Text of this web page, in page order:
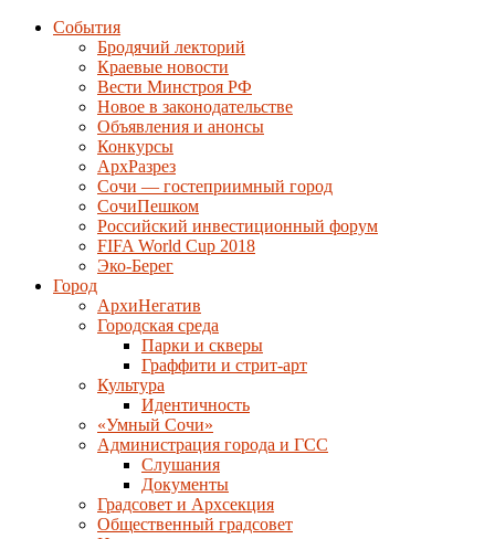
События
Бродячий лекторий
Краевые новости
Вести Минстроя РФ
Новое в законодательстве
Объявления и анонсы
Конкурсы
АрхРазрез
Сочи — гостеприимный город
СочиПешком
Российский инвестиционный форум
FIFA World Cup 2018
Эко-Берег
Город
АрхиНегатив
Городская среда
Парки и скверы
Граффити и стрит-арт
Культура
Идентичность
«Умный Сочи»
Администрация города и ГСС
Слушания
Документы
Градсовет и Архсекция
Общественный градсовет